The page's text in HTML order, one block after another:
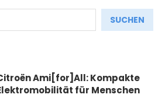
SUCHEN
Ami[for]All: Kompakte
für Menschen